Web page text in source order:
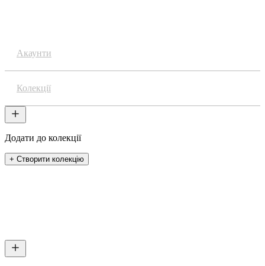
Акаунти
Колекції
Додати до колекції
+ Створити колекцію